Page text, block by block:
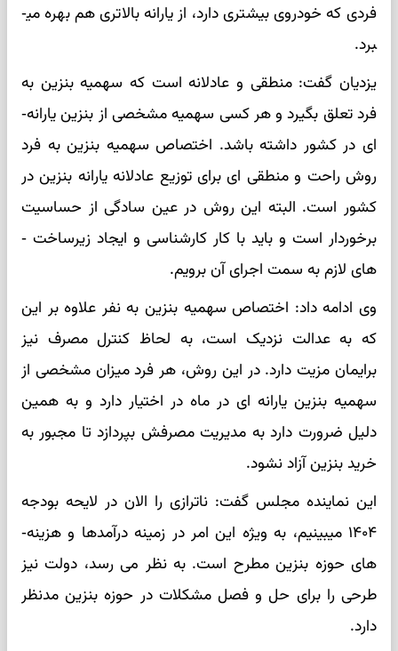
فردی که خودروی بیشتری دارد، از یارانه بالاتری هم بهره می­
برد.
یزدیان گفت: منطقی و عادلانه است که سهمیه بنزین به
فرد تعلق بگیرد و هر کسی سهمیه مشخصی از بنزین یارانه­
ای در کشور داشته باشد. اختصاص سهمیه بنزین به فرد
روش راحت و منطقی­ ای برای توزیع عادلانه یارانه بنزین در
کشور است. البته این روش در عین سادگی از حساسیت
برخوردار است و باید با کار کارشناسی و ایجاد زیرساخت ­
های لازم به سمت اجرای آن برویم.
وی ادامه داد: اختصاص سهمیه بنزین به نفر علاوه بر این
که به عدالت نزدیک است، به لحاظ کنترل مصرف نیز
برایمان مزیت دارد. در این روش، هر فرد میزان مشخصی از
سهمیه بنزین یارانه ­ای در ماه در اختیار دارد و به همین
دلیل ضرورت دارد به مدیریت مصرفش بپردازد تا مجبور به
خرید بنزین آزاد نشود.
این نماینده مجلس گفت: ناترازی را الان در لایحه بودجه
۱۴۰۴ می­بینیم، به ویژه این امر در زمینه درآمدها و هزینه­
های حوزه بنزین مطرح است. به نظر می­ رسد، دولت نیز
طرحی را برای حل و فصل مشکلات در حوزه بنزین مدنظر
دارد.